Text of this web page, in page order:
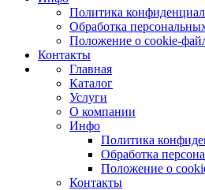
Политика
Обработка
Положение о cookie-
Контакты
Главная
Каталог
Услуги
О компании
Инфо
Политика
Обработка
Положение о
Контакты